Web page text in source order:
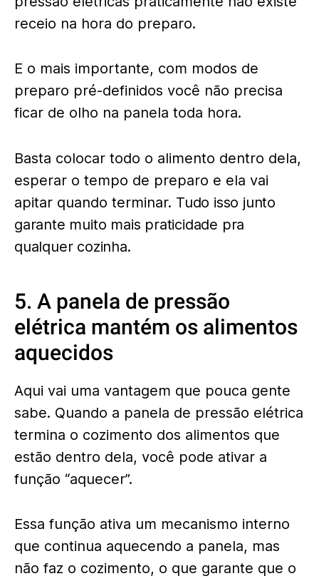
receio na hora do preparo.
E o mais importante, com modos de
preparo pré-definidos você não precisa
ficar de olho na panela toda hora.
Basta colocar todo o alimento dentro dela,
esperar o tempo de preparo e ela vai
apitar quando terminar. Tudo isso junto
garante muito mais praticidade pra
qualquer cozinha.
5. A panela de pressão
elétrica mantém os alimentos
aquecidos
Aqui vai uma vantagem que pouca gente
sabe. Quando a panela de pressão elétrica
termina o cozimento dos alimentos que
estão dentro dela, você pode ativar a
função “aquecer”.
Essa função ativa um mecanismo interno
que continua aquecendo a panela, mas
não faz o cozimento, o que garante que o